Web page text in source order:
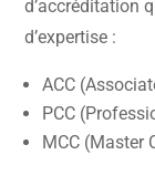
d’accréditation
d’expertise :
ACC
PCC
MCC (Master